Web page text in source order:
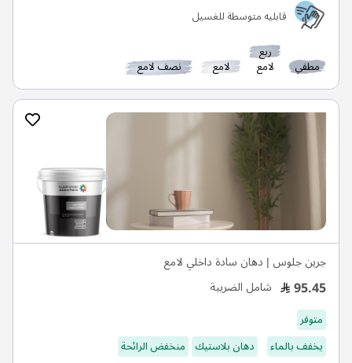
قابليه متوسطة للغسيل
مطفي
ربع
لامع لامع نصف لامع
جرين جلوس | دهان سادة داخلي لامع
95.45 شامل الضريبة
متوفر
يخفف بالماء
دهان بلاستيك منخفض الرائحة